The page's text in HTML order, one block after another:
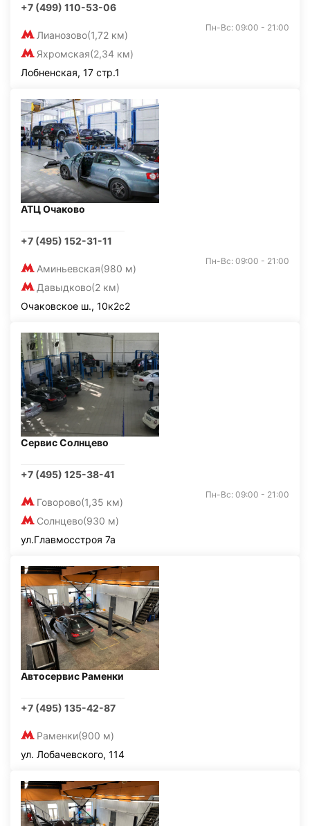
+7 (499) 110-53-06
Лианозово(1,72 км)
Яхромская(2,34 км)
Пн-Вс: 09:00 - 21:00
Лобненская, 17 стр.1
АТЦ Очаково
+7 (495) 152-31-11
Аминьевская(980 м)
Давыдково(2 км)
Пн-Вс: 09:00 - 21:00
Очаковское ш., 10к2с2
Сервис Солнцево
+7 (495) 125-38-41
Говорово(1,35 км)
Солнцево(930 м)
Пн-Вс: 09:00 - 21:00
ул.Главмосстроя 7а
Автосервис Раменки
+7 (495) 135-42-87
Раменки(900 м)
ул. Лобачевского, 114